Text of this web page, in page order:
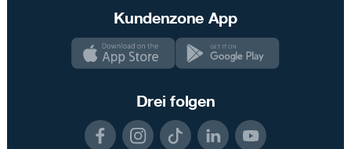
Kundenzone App
Drei folgen